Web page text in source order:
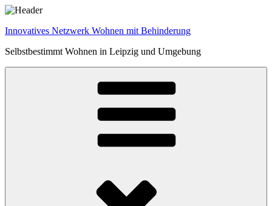
Zum
springen
Innovatives Netzwerk Wohnen mit Behinderung
Selbstbestimmt Wohnen in Leipzig und Umgebung